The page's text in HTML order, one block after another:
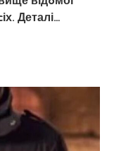
Деталі…